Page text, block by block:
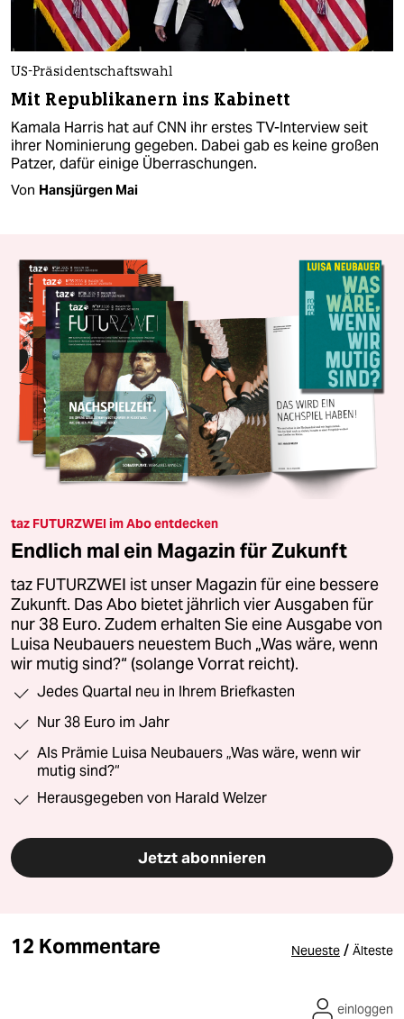
US-Präsidentschaftswahl
Mit Republikanern ins Kabinett
Kamala Harris hat auf CNN ihr erstes TV-Interview seit
ihrer Nominierung gegeben. Dabei gab es keine großen
Patzer, dafür einige Überraschungen.
Von Hansjürgen Mai
taz FUTURZWEI im Abo entdecken
Endlich mal ein Magazin für Zukunft
taz FUTURZWEI ist unser Magazin für eine bessere
Zukunft. Das Abo bietet jährlich vier Ausgaben für
nur 38 Euro. Zudem erhalten Sie eine Ausgabe von
Luisa Neubauers neuestem Buch „Was wäre, wenn
wir mutig sind?“ (solange Vorrat reicht).
Jedes Quartal neu in Ihrem Briefkasten
Nur 38 Euro im Jahr
Als Prämie Luisa Neubauers „Was wäre, wenn wir
mutig sind?“
Herausgegeben von Harald Welzer
Jetzt abonnieren
12 Kommentare Neueste / Älteste
einloggen